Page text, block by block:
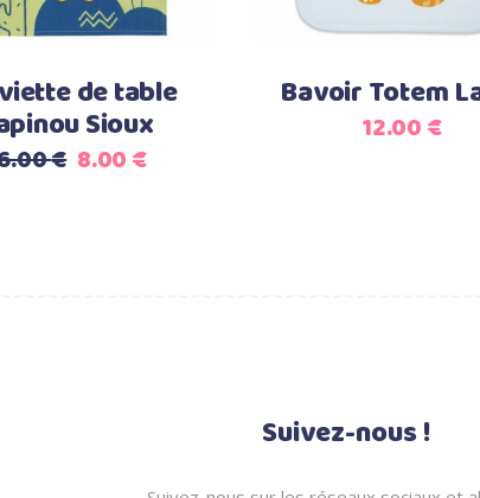
de table
Sioux
€ Le
8.00€Le
Bavoir Totem
12.00€
Suivez-nous !